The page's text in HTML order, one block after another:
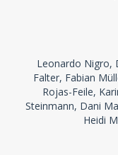
Leonardo Nigro,
Falter, Fabian
Rojas-Feile,
Steinmann, Dani
Heidi